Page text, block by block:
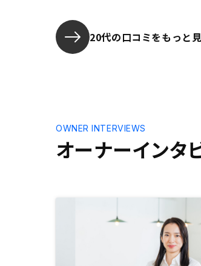
20代の口コミをもっと
オーナーインタ
OWNER INTERVIEWS